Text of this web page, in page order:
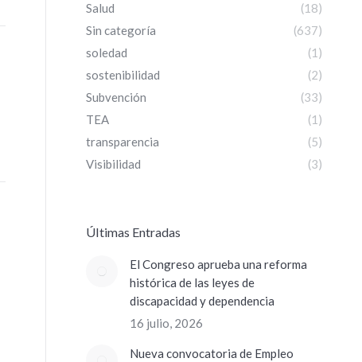
Salud
(18)
Sin categoría
(637)
soledad
(1)
sostenibilidad
(2)
Subvención
(33)
TEA
(1)
transparencia
(5)
Visibilidad
(3)
ÚItimas Entradas
El Congreso aprueba una reforma
histórica de las leyes de
discapacidad y dependencia
16 julio, 2026
Nueva convocatoria de Empleo